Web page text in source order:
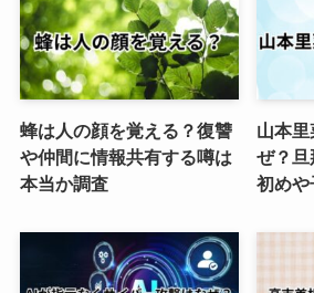
蜂は人の顔を覚える？復讐
や仲間に情報共有する噂は
本当か調査
山本
ぜ？旦
初めや